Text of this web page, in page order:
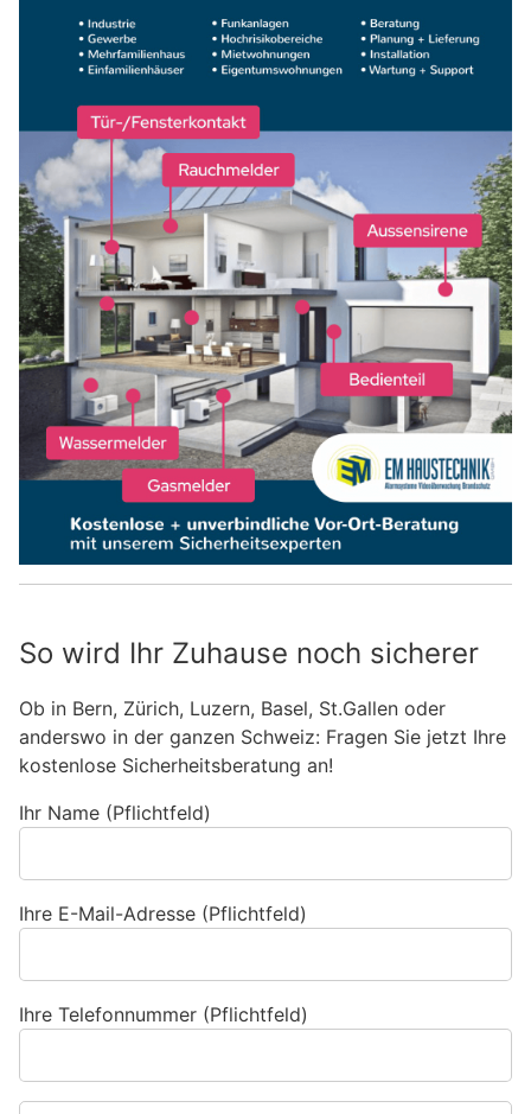
So wird Ihr Zuhause noch sicherer
Ob in Bern, Zürich, Luzern, Basel, St.Gallen oder
anderswo in der ganzen Schweiz: Fragen Sie jetzt Ihre
kostenlose Sicherheitsberatung an!
Ihr Name (Pflichtfeld)
Ihre E-Mail-Adresse (Pflichtfeld)
Ihre Telefonnummer (Pflichtfeld)